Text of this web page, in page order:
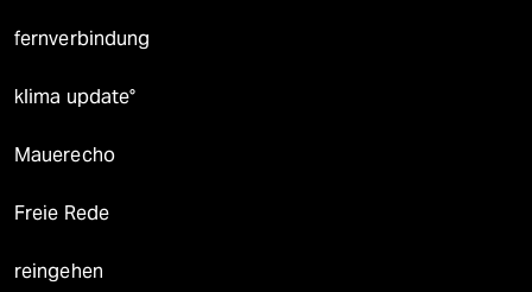
fernverbindung
klima update°
Mauerecho
Freie Rede
reingehen